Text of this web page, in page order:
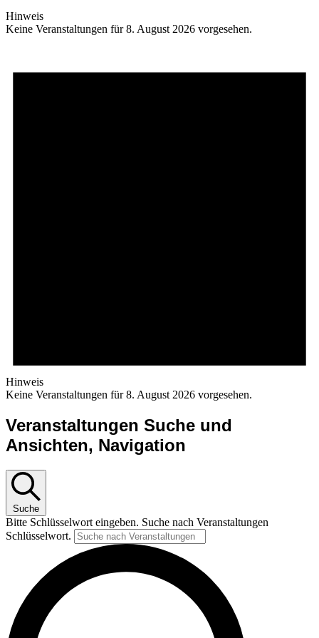
Hinweis
Keine Veranstaltungen für 8. August 2026 vorgesehen.
Hinweis
Keine Veranstaltungen für 8. August 2026 vorgesehen.
Veranstaltungen Suche und
Ansichten, Navigation
Suche
Bitte Schlüsselwort eingeben. Suche nach Veranstaltungen
Schlüsselwort.